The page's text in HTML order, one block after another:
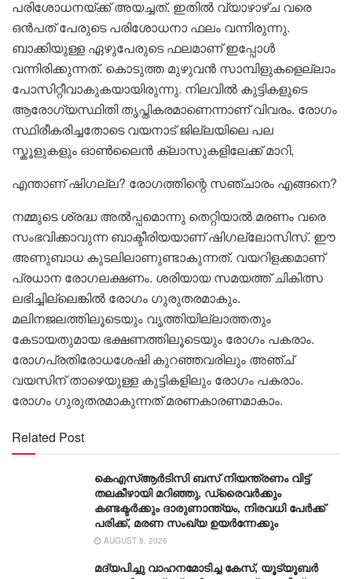
പരിശോധനയ്ക്ക് അയച്ചത്. ഇതിൽ വ്യാഴാഴ്ച വരെ
ഒൻപത് പേരുടെ പരിശോധനാ ഫലം വന്നിരുന്നു.
ബാക്കിയുള്ള ഏഴുപേരുടെ ഫലമാണ് ഇപ്പോൾ
വന്നിരിക്കുന്നത്. കൊടുത്ത മുഴുവൻ സാമ്പിളുകളെല്ലാം
പോസിറ്റീവാകുകയായിരുന്നു. നിലവിൽ കുട്ടികളുടെ
ആരോഗ്യസ്ഥിതി തൃപ്തികരമാണെന്നാണ് വിവരം. രോ​ഗം
സ്ഥിരീകരിച്ചതോടെ വയനാട് ജില്ലയിലെ പല
സ്കൂളുകളും ഓൺലൈൻ ക്ലാസുകളിലേക്ക് മാറി,
എന്താണ് ഷിഗല്ല? രോ​ഗത്തിന്റെ സ‍ഞ്ചാരം എങ്ങനെ?
നമ്മുടെ ശ്രദ്ധ അൽപ്പമൊന്നു തെറ്റിയാൽ മരണം വരെ
സംഭവിക്കാവുന്ന ബാക്ടീരിയയാണ് ഷിഗല്ലോസിസ്. ഈ
അണുബാധ കുടലിലാണുണ്ടാകുന്നത്. വയറിളക്കമാണ്
പ്രധാന രോഗലക്ഷണം. ശരിയായ സമയത്ത് ചികിത്സ
ലഭിച്ചില്ലെങ്കിൽ രോഗം ഗുരുതരമാകും.
മലിനജലത്തിലൂടെയും വൃത്തിയില്ലാത്തതും
കേടായതുമായ ഭക്ഷണത്തിലൂടെയും രോഗം പകരാം.
രോഗപ്രതിരോധശേഷി കുറഞ്ഞവരിലും അഞ്ച്
വയസിന് താഴെയുള്ള കുട്ടികളിലും രോഗം പകരാം.
രോഗം ഗുരുതരമാകുന്നത് മരണകാരണമാകാം.
Related Post
കെഎസ്ആര്‍ടിസി ബസ് നിയന്ത്രണം വിട്ട്
തലകീഴായി മറിഞ്ഞു, ഡ്രൈവര്‍ക്കും
കണ്ടക്ടര്‍ക്കും ദാരുണാന്ത്യം, നിരവധി പേര്‍ക്ക്
പരിക്ക്, മരണ സംഖ്യ ഉയര്‍ന്നേക്കും
AUGUST 8, 2026
മദ്യപിച്ചു വാഹനമോടിച്ച കേസ്, യൂട്യൂബർ